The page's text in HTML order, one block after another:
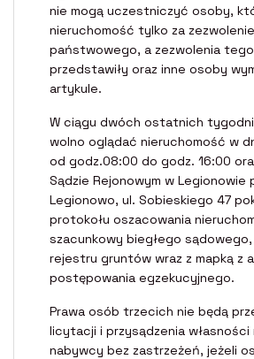
nie mogą uczestniczyć osoby,
nieruchomość tylko za
państwowego, a zezwolenia
przedstawiły oraz inne osoby
artykule.
W ciągu dwóch ostatnich
wolno oglądać nieruchomość w
od godz.08:00 do godz. 16:00
Sądzie Rejonowym w Legionowie
Legionowo, ul. Sobieskiego 47
protokołu oszacowania
szacunkowy biegłego
rejestru gruntów wraz z mapką z
postępowania egzekucyjnego.
Prawa osób trzecich nie będą
licytacji i przysądzenia własności
nabywcy bez zastrzeżeń, jeżeli